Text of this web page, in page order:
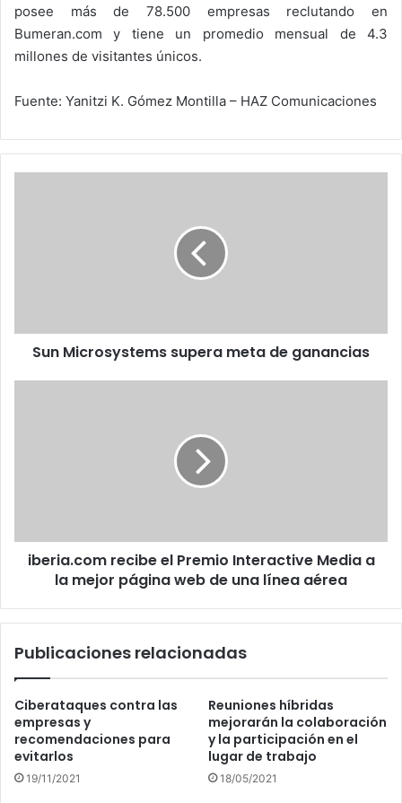
posee más de 78.500 empresas reclutando en
Bumeran.com y tiene un promedio mensual de 4.3
millones de visitantes únicos.
Fuente: Yanitzi K. Gómez Montilla – HAZ Comunicaciones
Sun Microsystems supera meta de ganancias
mejor
página
aérea
iberia.com recibe el Premio Interactive Media a
la mejor página web de una línea aérea
Publicaciones relacionadas
Ciberataques contra las
empresas y
recomendaciones para
evitarlos
19/11/2021
Reuniones híbridas
mejorarán la colaboración
y la participación en el
lugar de trabajo
18/05/2021